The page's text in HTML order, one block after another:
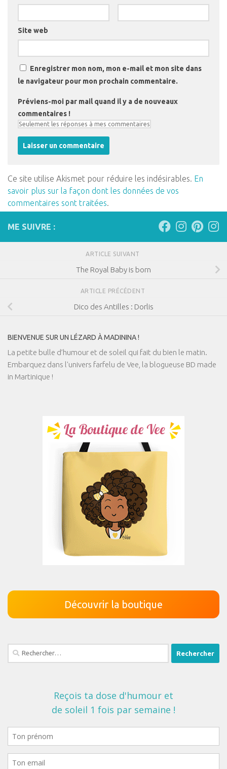
Site web
Enregistrer mon nom, mon e-mail et mon site dans
le navigateur pour mon prochain commentaire.
Préviens-moi par mail quand il y a de nouveaux
commentaires !
Ce site utilise Akismet pour réduire les indésirables. En
savoir plus sur la façon dont les données de vos
commentaires sont traitées.
ME SUIVRE :
ARTICLE SUIVANT
The Royal Baby is born
ARTICLE PRÉCÉDENT
Dico des Antilles : Dorlis
BIENVENUE SUR UN LÉZARD À MADININA !
La petite bulle d’humour et de soleil qui fait du bien le matin.
Embarquez dans l'univers farfelu de Vee, la blogueuse BD made
in Martinique !
Découvrir la boutique
Rechercher :